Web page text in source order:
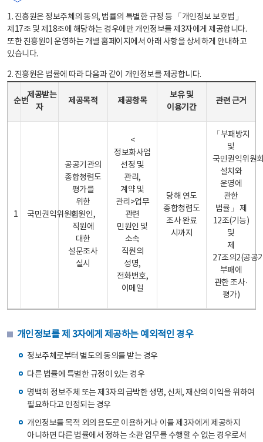
1. 진흥원은 정보주체의 동의, 법률의 특별한 규정 등 「개인정보 보호법」
제17조 및 제18조에 해당하는 경우에만 개인정보를 제3자에게 제공합니다.
또한 진흥원이 운영하는 개별 홈페이지에서 아래 사항을 상세하게 안내하고
있습니다.
2. 진흥원은 법률에 따라 다음과 같이 개인정보를 제공합니다.
순번
제공받는
자
제공목적 제공항목
보유 및
이용기간
관련 근거
1 국민권익위원회
공공기관의
종합청렴도
평가를
위한
민원인,
직원에
대한
설문조사
실시
<
정보화사업
선정 및
관리,
계약 및
관리>업무
관련
민원인 및
소속
직원의
성명,
전화번호,
이메일
당해 연도
종합청렴도
조사 완료
시까지
「부패방지
및
국민권익위원
설치와
운영에
관한
법률」 제
12조(기능)
및
제
27조의2(공공
부패에
관한 조사·
평가)
개인정보를 제 3자에게 제공하는 예외적인 경우
정보주체로부터 별도의 동의를 받는 경우
다른 법률에 특별한 규정이 있는 경우
명백히 정보주체 또는 제3자의 급박한 생명, 신체, 재산의 이익을 위하여
필요하다고 인정되는 경우
개인정보를 목적 외의 용도로 이용하거나 이를 제3자에게 제공하지
아니하면 다른 법률에서 정하는 소관 업무를 수행할 수 없는 경우로서